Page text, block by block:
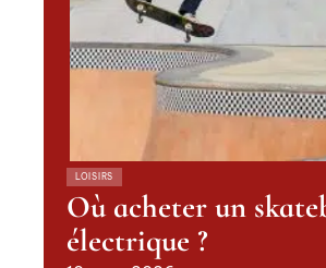
LOISIRS
Où acheter un
électrique ?